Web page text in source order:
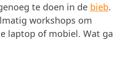
te doen in de bieb.
workshops om
laptop of mobiel. Wat ga